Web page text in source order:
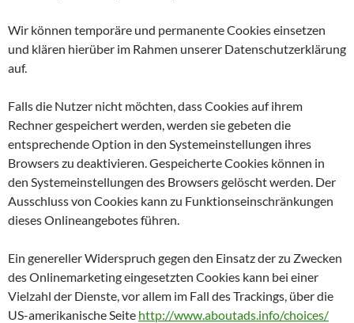
Wir können temporäre und permanente Cookies einsetzen
und klären hierüber im Rahmen unserer Datenschutzerklärung
auf.
Falls die Nutzer nicht möchten, dass Cookies auf ihrem
Rechner gespeichert werden, werden sie gebeten die
entsprechende Option in den Systemeinstellungen ihres
Browsers zu deaktivieren. Gespeicherte Cookies können in
den Systemeinstellungen des Browsers gelöscht werden. Der
Ausschluss von Cookies kann zu Funktionseinschränkungen
dieses Onlineangebotes führen.
Ein genereller Widerspruch gegen den Einsatz der zu Zwecken
des Onlinemarketing eingesetzten Cookies kann bei einer
Vielzahl der Dienste, vor allem im Fall des Trackings, über die
US-amerikanische Seite http://www.aboutads.info/choices/